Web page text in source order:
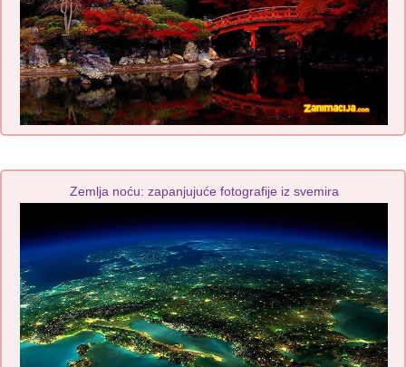
Zemlja noću: zapanjujuće fotografije iz svemira